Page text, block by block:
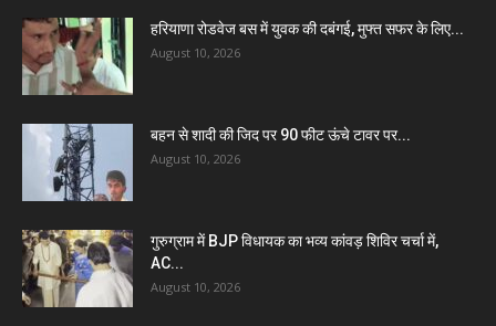
हरियाणा रोडवेज बस में युवक की दबंगई, मुफ्त सफर के लिए...
August 10, 2026
बहन से शादी की जिद पर 90 फीट ऊंचे टावर पर...
August 10, 2026
गुरुग्राम में BJP विधायक का भव्य कांवड़ शिविर चर्चा में,
AC...
August 10, 2026